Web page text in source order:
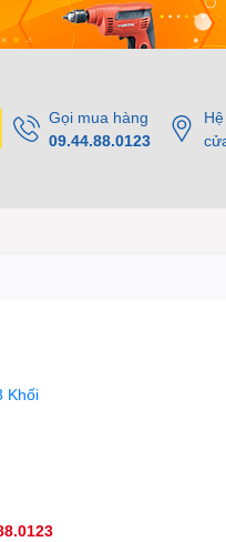
Gọi mua hàng
09.44.88.0123
Khối